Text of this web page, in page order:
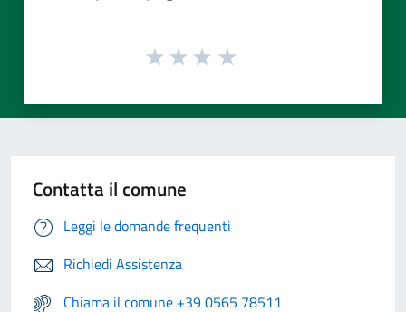
Contatta il comune
Leggi le domande frequenti
Richiedi Assistenza
Chiama il comune +39 0565 78511